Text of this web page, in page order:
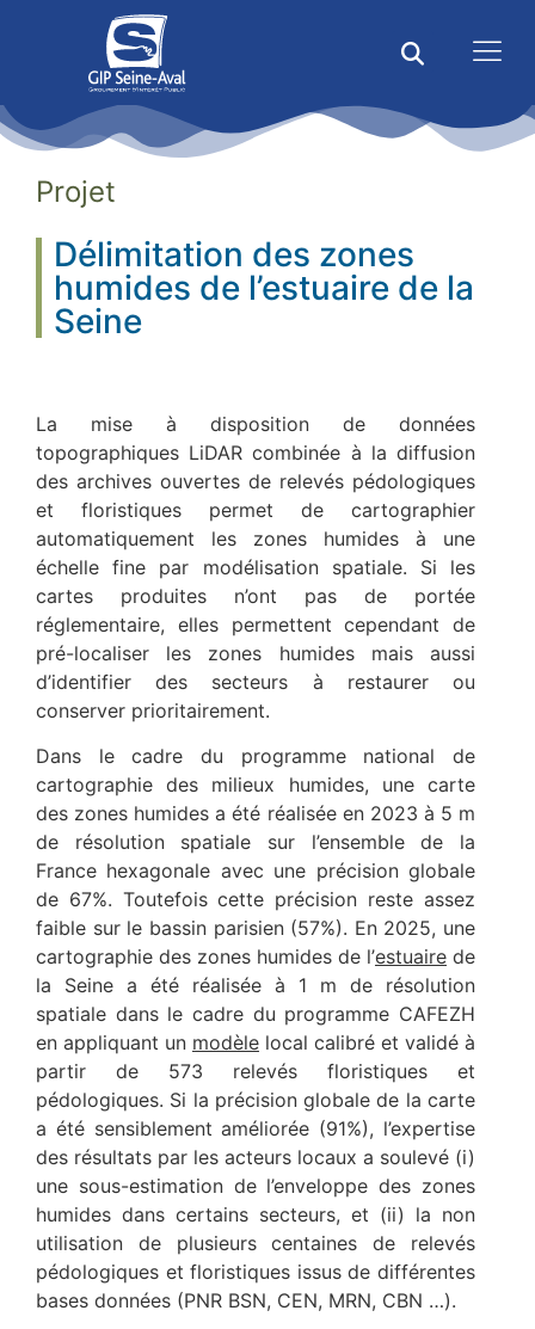
Projet
Délimitation des zones
humides de l’estuaire de la
Seine
La mise à disposition de données
topographiques LiDAR combinée à la diffusion
des archives ouvertes de relevés pédologiques
et floristiques permet de cartographier
automatiquement les zones humides à une
échelle fine par modélisation spatiale. Si les
cartes produites n’ont pas de portée
réglementaire, elles permettent cependant de
pré-localiser les zones humides mais aussi
d’identifier des secteurs à restaurer ou
conserver prioritairement.
Dans le cadre du programme national de
cartographie des milieux humides, une carte
des zones humides a été réalisée en 2023 à 5 m
de résolution spatiale sur l’ensemble de la
France hexagonale avec une précision globale
de 67%. Toutefois cette précision reste assez
faible sur le bassin parisien (57%). En 2025, une
cartographie des zones humides de l’estuaire de
la Seine a été réalisée à 1 m de résolution
spatiale dans le cadre du programme CAFEZH
en appliquant un modèle local calibré et validé à
partir de 573 relevés floristiques et
pédologiques. Si la précision globale de la carte
a été sensiblement améliorée (91%), l’expertise
des résultats par les acteurs locaux a soulevé (i)
une sous-estimation de l’enveloppe des zones
humides dans certains secteurs, et (ii) la non
utilisation de plusieurs centaines de relevés
pédologiques et floristiques issus de différentes
bases données (PNR BSN, CEN, MRN, CBN …).